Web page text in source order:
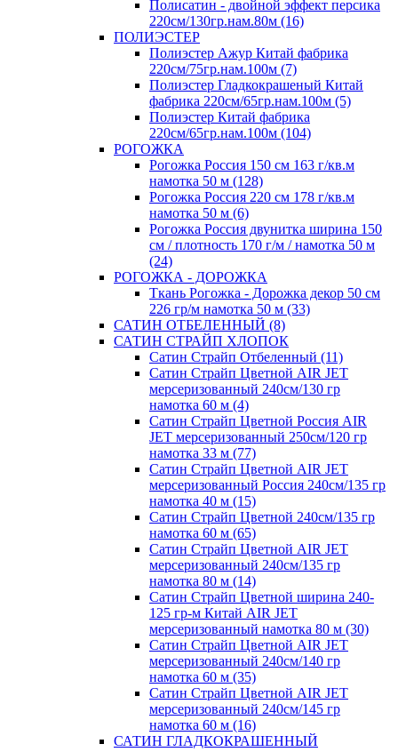
Полисатин - двойной эффект персика
220см/130гр.нам.80м (16)
ПОЛИЭСТЕР
Полиэстер Ажур Китай фабрика
220см/75гр.нам.100м (7)
Полиэстер Гладкокрашеный Китай
фабрика 220см/65гр.нам.100м (5)
Полиэстер Китай фабрика
220см/65гр.нам.100м (104)
РОГОЖКА
Рогожка Россия 150 см 163 г/кв.м
намотка 50 м (128)
Рогожка Россия 220 см 178 г/кв.м
намотка 50 м (6)
Рогожка Россия двунитка ширина 150
см / плотность 170 г/м / намотка 50 м
(24)
РОГОЖКА - ДОРОЖКА
Ткань Рогожка - Дорожка декор 50 см
226 гр/м намотка 50 м (33)
САТИН ОТБЕЛЕННЫЙ (8)
САТИН СТРАЙП ХЛОПОК
Сатин Страйп Отбеленный (11)
Сатин Страйп Цветной AIR JET
мерсеризованный 240см/130 гр
намотка 60 м (4)
Сатин Страйп Цветной Россия AIR
JET мерсеризованный 250см/120 гр
намотка 33 м (77)
Сатин Страйп Цветной AIR JET
мерсеризованный Россия 240см/135 гр
намотка 40 м (15)
Сатин Страйп Цветной 240см/135 гр
намотка 60 м (65)
Сатин Страйп Цветной AIR JET
мерсеризованный 240см/135 гр
намотка 80 м (14)
Сатин Страйп Цветной ширина 240-
125 гр-м Китай AIR JET
мерсеризованный намотка 80 м (30)
Сатин Страйп Цветной AIR JET
мерсеризованный 240см/140 гр
намотка 60 м (35)
Сатин Страйп Цветной AIR JET
мерсеризованный 240см/145 гр
намотка 60 м (16)
САТИН ГЛАДКОКРАШЕННЫЙ